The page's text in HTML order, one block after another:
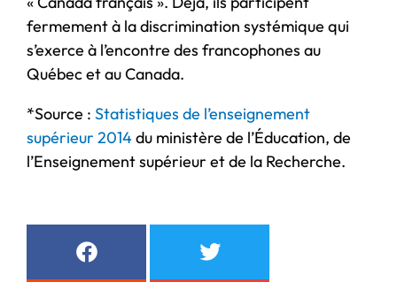
fermement à la discrimination systémique qui
s’exerce à l’encontre des francophones au
Québec et au Canada.
*Source : Statistiques de l’enseignement
supérieur 2014du ministère de l’Éducation, de
l’Enseignement supérieur et de la Recherche.